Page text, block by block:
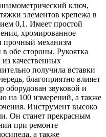
ключ,
элементов крепежа в
0,1. Имеет простой
хромированное
прочный механизм
обе стороны. Рукоятка
качественных
получила вставки
благоприятно влияет
оборудован звуковой и
на 100 измерений, а также
Инструмент высоко
Он станет прекрасным
при ремонте
а также